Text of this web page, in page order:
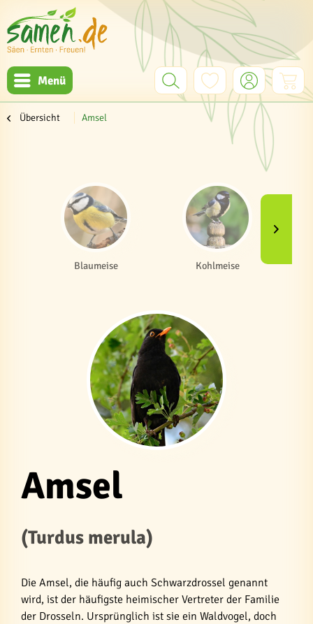
Menü
Übersicht Amsel
Blaumeise Kohlmeise
Amsel
(Turdus merula)
Die Amsel, die häufig auch Schwarzdrossel genannt
wird, ist der häufigste heimischer Vertreter der Familie
der Drosseln. Ursprünglich ist sie ein Waldvogel, doch